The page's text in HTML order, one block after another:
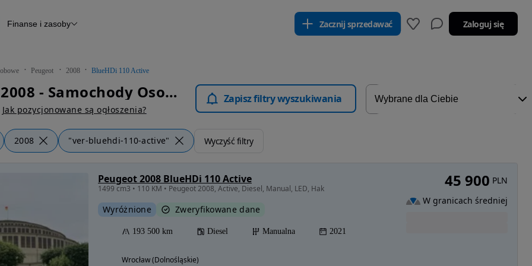
Raport z inspekcji
Otomoto News
Finanse i zasoby Zacznij sprzedawać Zaloguj się
Peugeot 2008 BlueHDi 110 Active
Peugeot 2008 - Samochody Osobowe
Jak pozycjonowane są ogłoszenia?
Zapisz filtry wyszukiwania
2008 "ver-bluehdi-110-active" Wyczyść filtry
Peugeot 2008 BlueHDi 110 Active
1499 cm3 • 110 KM • Peugeot 2008, Active, Diesel, Manual, LED, Hak
Wyróżnione Zweryfikowane dane
193 500 km Diesel Manualna 2021
Wrocław (Dolnośląskie)
45 900 PLN
W granicach średniej